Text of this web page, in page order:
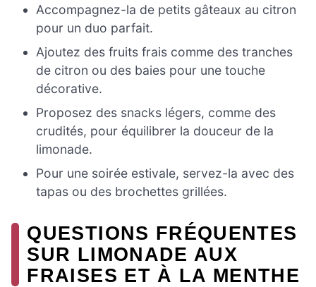
Accompagnez-la de petits gâteaux au citron
pour un duo parfait.
Ajoutez des fruits frais comme des tranches
de citron ou des baies pour une touche
décorative.
Proposez des snacks légers, comme des
crudités, pour équilibrer la douceur de la
limonade.
Pour une soirée estivale, servez-la avec des
tapas ou des brochettes grillées.
QUESTIONS FRÉQUENTES
SUR LIMONADE AUX
FRAISES ET À LA MENTHE